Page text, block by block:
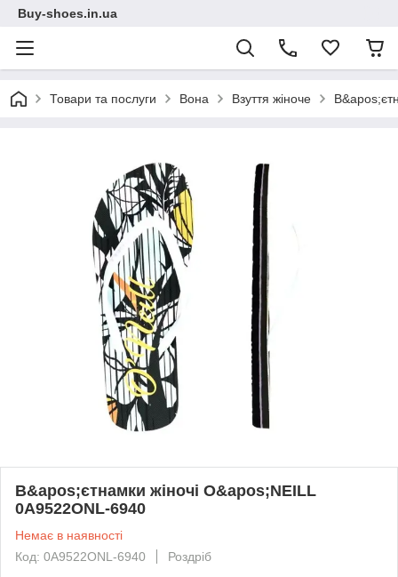
Buy-shoes.in.ua
Товари та послуги Вона Взуття жіноче
В&apos;єтнамки жіночі O&apos;NEILL
0A9522ONL-6940
Немає в наявності
Код: 0A9522ONL-6940
Роздріб